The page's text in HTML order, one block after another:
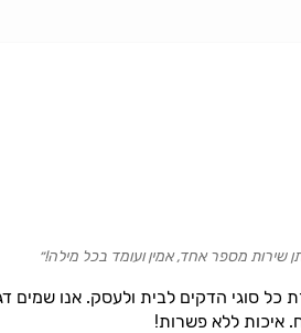
כל סוגי הדקים לבית ולעסק. אנו שמים
איכות ללא פשרות!
שירות מספר אחד, אמין ועומד בכל מילה!״